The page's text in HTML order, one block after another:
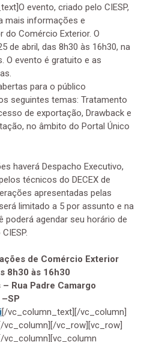
evento, criado pelo CIESP,
mais informações e
Comércio Exterior. O
de abril, das 8h30 às 16h30, na
O evento é gratuito e as
para o público
seguintes temas: Tratamento
de exportação, Drawback e
no âmbito do Portal Único
haverá Despacho Executivo,
técnicos do DECEX de
apresentadas pelas
limitado a 5 por assunto e na
poderá agendar seu horário de
de Comércio Exterior
8h30 às 16h30
– Rua Padre Camargo
[/vc_column_text][/vc_column]
vc_column][/vc_row][vc_row]
vc_column][vc_column